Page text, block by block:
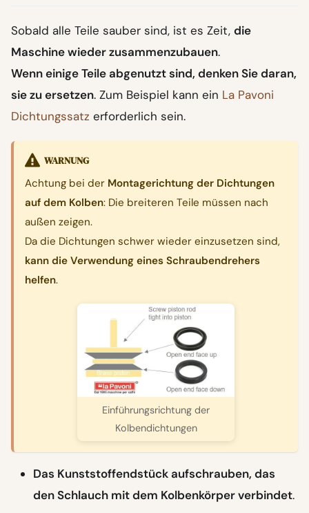
Sobald alle Teile sauber sind, ist es Zeit, die
Maschine wieder zusammenzubauen.
Wenn einige Teile abgenutzt sind, denken Sie daran,
sie zu ersetzen. Zum Beispiel kann ein La Pavoni
Dichtungssatz erforderlich sein.
WARNUNG
Achtung bei der Montagerichtung der Dichtungen
auf dem Kolben: Die breiteren Teile müssen nach
außen zeigen.
Da die Dichtungen schwer wieder einzusetzen sind,
kann die Verwendung eines Schraubendrehers
helfen.
Einführungsrichtung der
Kolbendichtungen
Das Kunststoffendstück aufschrauben, das
den Schlauch mit dem Kolbenkörper verbindet.